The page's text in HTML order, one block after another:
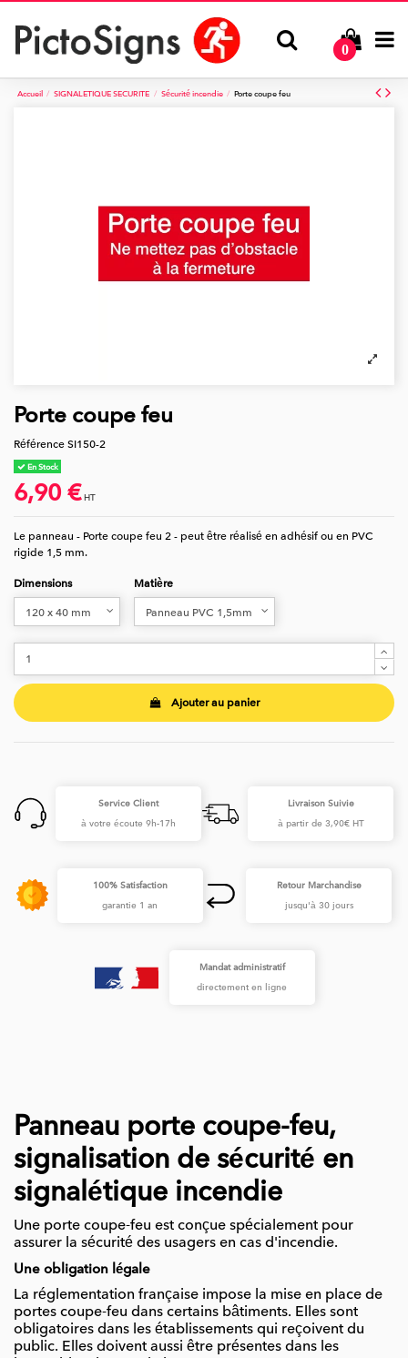
0
Accueil SIGNALETIQUE SECURITE Sécurité incendie Porte coupe feu
Porte coupe feu
Référence SI150-2
En Stock
6,90 € HT
Le panneau - Porte coupe feu 2 - peut être réalisé en adhésif ou en PVC
rigide 1,5 mm.
Dimensions Matière
Ajouter au panier
Service Client
à votre écoute 9h-17h
Livraison Suivie
à partir de 3,90€ HT
100% Satisfaction
garantie 1 an
Retour Marchandise
jusqu'à 30 jours
Mandat administratif
directement en ligne
Panneau porte coupe-feu,
signalisation de sécurité en
signalétique incendie
Une porte coupe-feu est conçue spécialement pour
assurer la sécurité des usagers en cas d'incendie.
Une obligation légale
La réglementation française impose la mise en place de
portes coupe-feu dans certains bâtiments. Elles sont
obligatoires dans les établissements qui reçoivent du
public. Elles doivent aussi être présentes dans les